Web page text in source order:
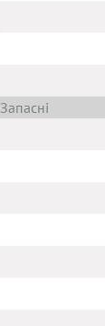
Запасні